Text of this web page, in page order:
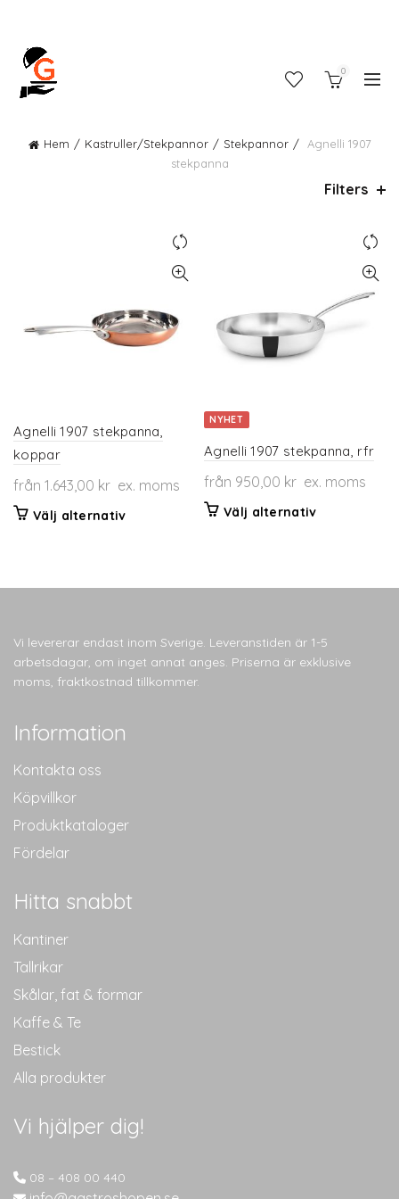
0
Hem Kastruller/Stekpannor Stekpannor
Agnelli 1907
stekpanna
Filters
Agnelli 1907 stekpanna,
koppar
från 1.643,00 kr ex. moms
Välj alternativDen
flera
olika
alternativen
kan
NYHET
Agnelli 1907 stekpanna, rfr
från 950,00 kr ex. moms
Välj alternativDen
flera
olika
alternativen
Vi levererar endast inom Sverige. Leveranstiden är 1-5
arbetsdagar, om inget annat anges. Priserna är exklusive
moms, fraktkostnad tillkommer.
Information
Kontakta oss
Köpvillkor
Produktkataloger
Fördelar
Hitta snabbt
Kantiner
Tallrikar
Skålar, fat & formar
Kaffe & Te
Bestick
Alla produkter
Vi hjälper dig!
08 – 408 00 440